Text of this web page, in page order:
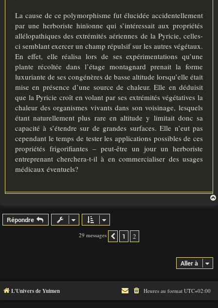
La cause de ce polymorphisme fut élucidée accidentellement
par une herboriste hinïonne qui s’intéressait aux propriétés
allélopathiques des extrémités aériennes de la Pyricie, celles-
ci semblant exercer un champ répulsif sur les autres végétaux.
En effet, elle réalisa lors de ses expérimentations qu’une
plante récoltée dans l’étage montagnard prenait la forme
luxuriante de ses congénères de basse altitude lorsqu’elle était
mise en présence d’une source de chaleur. Elle en déduisit
que la Pyricie croît en volant par ses extrémités végétatives la
chaleur des organismes vivants dans son voisinage, lesquels
étant naturellement plus rare en altitude y limitait donc sa
capacité à s’étendre sur de grandes surfaces. Elle n’eut pas
cependant le temps de tester les applications possibles de ces
propriétés frigorifiantes – peut-être un jour un herboriste
entreprenant cherchera-t-il à en commercialiser des usages
médicaux éventuels?
Répondre
29 messages Précédente
1 2
Aller à
L'Univers de Yuimen Heures au format UTC+02:00